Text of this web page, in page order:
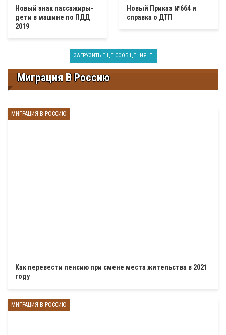
Новый знак пассажиры-
дети в машине по ПДД
2019
Новый Приказ №664 и
справка о ДТП
ЗАГРУЗИТЬ ЕЩЕ СООБЩЕНИЯ
Миграция В Россию
МИГРАЦИЯ В РОССИЮ
Как перевести пенсию при смене места жительства в 2021
году
МИГРАЦИЯ В РОССИЮ